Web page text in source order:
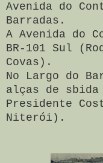
Avenida do
Barradas.
A Avenida do
BR-101 Sul
Covas).
No Largo do
alças de sbida
Presidente
Niterói).